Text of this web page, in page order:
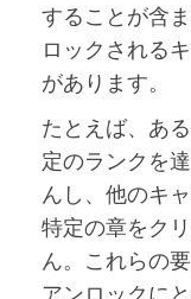
することが含
ロックされる
があります。
たとえば、あ
定のランクを
んし、他のキ
特定の章をク
ん。これらの